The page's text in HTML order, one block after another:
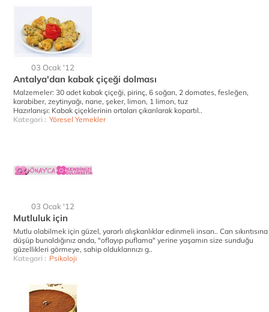
03 Ocak '12
Antalya'dan kabak çiçeği dolması
Malzemeler: 30 adet kabak çiçeği, pirinç, 6 soğan, 2 domates, fesleğen,
karabiber, zeytinyağı, nane, şeker, limon, 1 limon, tuz
Hazırlanışı: Kabak çiçeklerinin ortaları çıkarılarak kopartıl..
Kategori : Yöresel Yemekler
03 Ocak '12
Mutluluk için
Mutlu olabilmek için güzel, yararlı alışkanlıklar edinmeli insan.. Can sıkıntısına
düşüp bunaldığınız anda, "oflayıp puflama" yerine yaşamın size sunduğu
güzellikleri görmeye, sahip olduklarınızı g..
Kategori : Psikoloji